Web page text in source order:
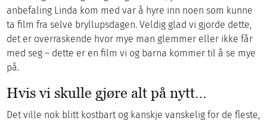
anbefaling Linda kom med var å hyre inn noen som kunne
ta film fra selve bryllupsdagen. Veldig glad vi gjorde dette,
det er overraskende hvor mye man glemmer eller ikke får
med seg – dette er en film vi og barna kommer til å se mye
på.
Hvis vi skulle gjøre alt på nytt…
Det ville nok blitt kostbart og kanskje vanskelig for de fleste,